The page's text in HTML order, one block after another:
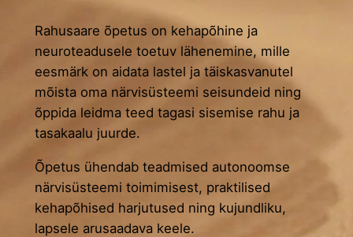
Rahusaare õpetus on kehapõhine ja
neuroteadusele toetuv lähenemine, mille
eesmärk on aidata lastel ja täiskasvanutel
mõista oma närvisüsteemi seisundeid ning
õppida leidma teed tagasi sisemise rahu ja
tasakaalu juurde.
Õpetus ühendab teadmised autonoomse
närvisüsteemi toimimisest, praktilised
kehapõhised harjutused ning kujundliku,
lapsele arusaadava keele.